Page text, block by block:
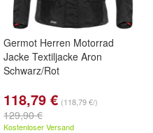
Germot Herren Motorrad
Jacke Textiljacke Aron
Schwarz/Rot
118,79 € (118,79 €/)
129,90 €
Kostenloser Versand